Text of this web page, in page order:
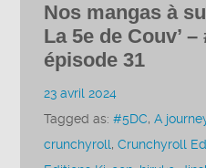
Nos mangas à
La 5e de Couv’
épisode 31
23 avril 2024
Tagged as:#5DC,A
crunchyroll,Crunchyroll